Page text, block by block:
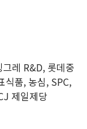
레 R&D, 롯데중
식품, 농심, SPC,
제일제당